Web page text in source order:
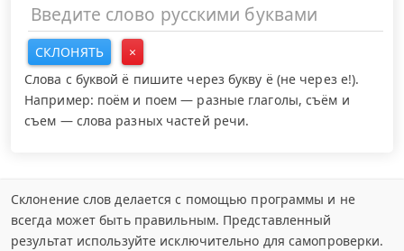
СКЛОНЯТЬ
×
Слова с буквой ё пишите через букву ё (не через е!).
Например: поём и поем — разные глаголы, съём и
съем — слова разных частей речи.
Склонение слов делается с помощью программы и не
всегда может быть правильным. Представленный
результат используйте исключительно для самопроверки.